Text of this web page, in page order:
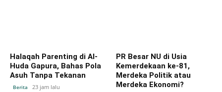
Halaqah Parenting di Al-
Huda Gapura, Bahas Pola
Asuh Tanpa Tekanan
Berita 23 jam lalu
PR Besar NU di Usia
Kemerdekaan ke-81,
Merdeka Politik atau
Merdeka Ekonomi?